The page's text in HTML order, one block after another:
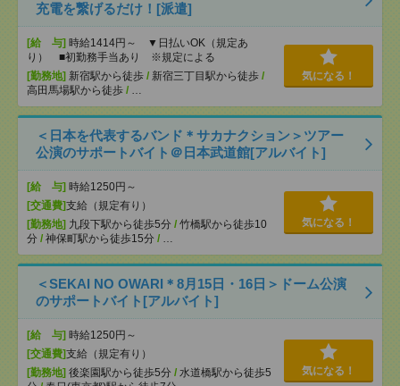
充電を繋げるだけ！[派遣]
[給 与] 時給1414円～ ▼日払いOK（規定あ
り） ■初勤務手当あり ※規定による
[勤務地] 新宿駅から徒歩 / 新宿三丁目駅から徒歩 /
高田馬場駅から徒歩 / …
気になる！
＜日本を代表するバンド＊サカナクション＞ツアー
公演のサポートバイト＠日本武道館[アルバイト]
[給 与] 時給1250円～
[交通費]支給（規定有り）
[勤務地] 九段下駅から徒歩5分 / 竹橋駅から徒歩10
分 / 神保町駅から徒歩15分 / …
気になる！
＜SEKAI NO OWARI＊8月15日・16日＞ドーム公演
のサポートバイト[アルバイト]
[給 与] 時給1250円～
[交通費]支給（規定有り）
[勤務地] 後楽園駅から徒歩5分 / 水道橋駅から徒歩5
気になる！